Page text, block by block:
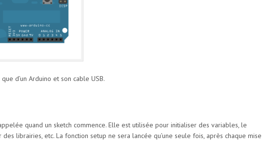
d’un Arduino et son cable USB.
quand un sketch commence. Elle est utilisée pour initialiser des variables, le
librairies, etc. La fonction setup ne sera lancée qu’une seule fois, après chaque mise